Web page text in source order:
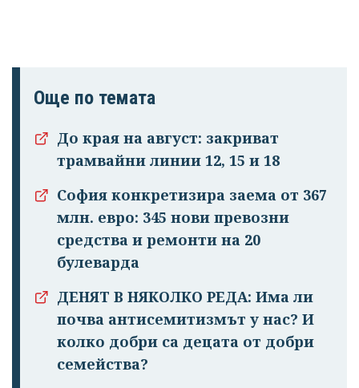
Още по темата
До края на август: закриват
трамвайни линии 12, 15 и 18
София конкретизира заема от 367
млн. евро: 345 нови превозни
средства и ремонти на 20
булеварда
ДЕНЯТ В НЯКОЛКО РЕДА: Има ли
почва антисемитизмът у нас? И
колко добри са децата от добри
семейства?